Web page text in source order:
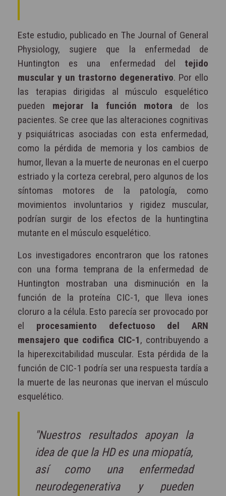
Este estudio, publicado en The Journal of General
Physiology, sugiere que la enfermedad de
Huntington es una enfermedad del tejido
muscular y un trastorno degenerativo. Por ello
las terapias dirigidas al músculo esquelético
pueden mejorar la función motora de los
pacientes. Se cree que las alteraciones cognitivas
y psiquiátricas asociadas con esta enfermedad,
como la pérdida de memoria y los cambios de
humor, llevan a la muerte de neuronas en el cuerpo
estriado y la corteza cerebral, pero algunos de los
síntomas motores de la patología, como
movimientos involuntarios y rigidez muscular,
podrían surgir de los efectos de la huntingtina
mutante en el músculo esquelético.
Los investigadores encontraron que los ratones
con una forma temprana de la enfermedad de
Huntington mostraban una disminución en la
función de la proteína CIC-1, que lleva iones
cloruro a la célula. Esto parecía ser provocado por
el procesamiento defectuoso del ARN
mensajero que codifica CIC-1, contribuyendo a
la hiperexcitabilidad muscular. Esta pérdida de la
función de CIC-1 podría ser una respuesta tardía a
la muerte de las neuronas que inervan el músculo
esquelético.
"Nuestros resultados apoyan la
idea de que la HD es una miopatía,
así como una enfermedad
neurodegenerativa y pueden